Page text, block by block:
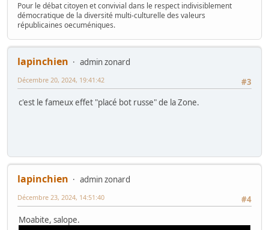
Pour le débat citoyen et convivial dans le respect indivisiblement
démocratique de la diversité multi-culturelle des valeurs
républicaines oecuméniques.
lapinchien
admin zonard
#3
Décembre 20, 2024, 19:41:42
c'est le fameux effet "placé bot russe" de la Zone.
lapinchien
admin zonard
#4
Décembre 23, 2024, 14:51:40
Moabite, salope.